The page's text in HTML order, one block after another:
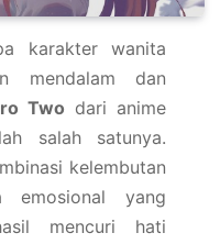
karakter wanita
mendalam dan
Two dari anime
salah satunya.
kelembutan
emosional yang
mencuri hati